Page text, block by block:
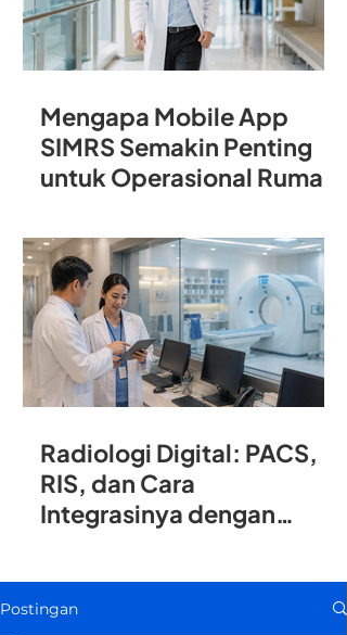
Mengapa Mobile App
SIMRS Semakin Penting
untuk Operasional Rumah
Radiologi Digital: PACS,
RIS, dan Cara
Integrasinya dengan
Postingan